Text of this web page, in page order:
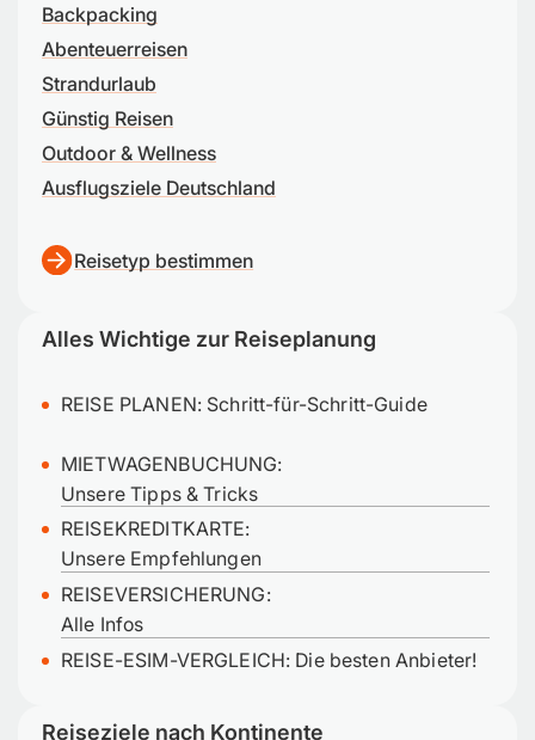
Backpacking
Abenteuerreisen
Strandurlaub
Günstig Reisen
Outdoor & Wellness
Ausflugsziele Deutschland
Reisetyp bestimmen
Alles Wichtige zur Reiseplanung
REISE PLANEN: Schritt-für-Schritt-Guide
MIETWAGENBUCHUNG:
Unsere Tipps & Tricks
REISEKREDITKARTE:
Unsere Empfehlungen
REISEVERSICHERUNG:
Alle Infos
REISE-ESIM-VERGLEICH: Die besten Anbieter!
Reiseziele nach Kontinente